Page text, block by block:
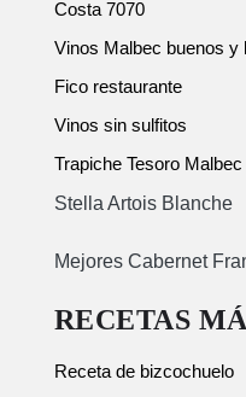
Costa 7070
Vinos Malbec buenos y
Fico restaurante
Vinos sin sulfitos
Trapiche Tesoro Malbec
Stella Artois Blanche
Mejores Cabernet
RECETAS
Receta de bizcochuelo